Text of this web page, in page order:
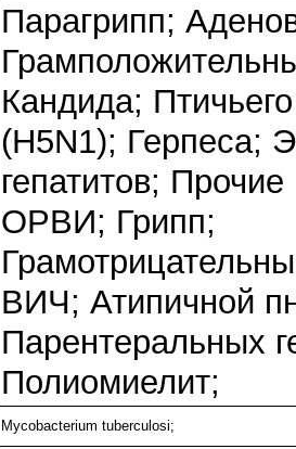
Парагрипп;
Кандида;
(H5N1); Герпеса;
гепатитов;
ОРВИ; Грипп;
ВИЧ; Атипичной
Парентеральных
Полиомиелит;
Mycobacterium tuberculosi;